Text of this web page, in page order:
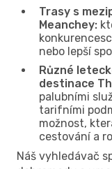
Trasy s
Meanchey:
nebo lepší
Různé
destinace
palubními
tarifními
možnost,
cestování a
Náš vyhledávač